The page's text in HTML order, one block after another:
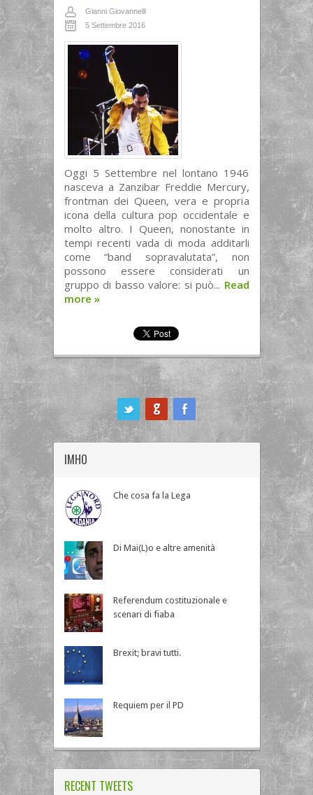
Gianni Giovannelli
5 Settembre 2016
Oggi 5 Settembre nel lontano 1946
nasceva a Zanzibar Freddie Mercury,
frontman dei Queen, vera e propria
icona della cultura pop occidentale e
molto altro. I Queen, nonostante in
tempi recenti vada di moda additarli
come “band sopravalutata”, non
possono essere considerati un
gruppo di basso valore: si può... Read
more »
IMHO
Che cosa fa la Lega
Di Mai(L)o e altre amenità
Referendum costituzionale e
scenari di fiaba
Brexit; bravi tutti.
Requiem per il PD
RECENT TWEETS